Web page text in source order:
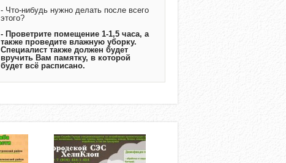
- Что-нибудь нужно делать после всего
этого?
- Проветрите помещение 1-1,5 часа, а
также проведите влажную уборку.
Специалист также должен будет
вручить Вам памятку, в которой
будет всё расписано.